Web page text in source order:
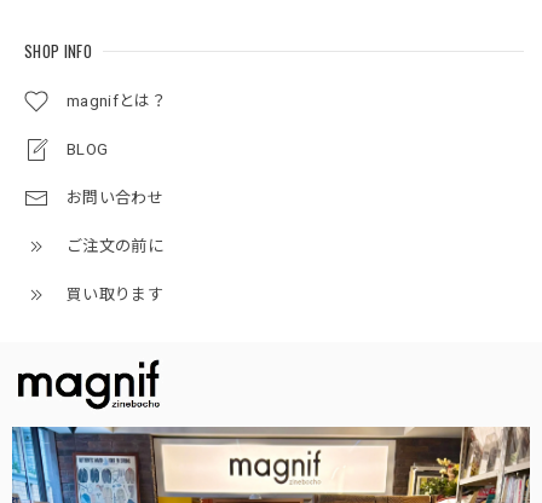
SHOP INFO
magnifとは？
BLOG
お問い合わせ
ご注文の前に
買い取ります